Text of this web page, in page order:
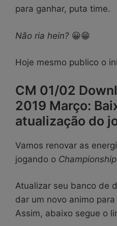
para ganhar, puta time.
Não ria hein? 😀😁
Hoje mesmo publico o
CM 01/02
2019 Março:
atualização do
Vamos renovar as
jogando o
Atualizar seu banco de
dar um novo animo
Assim, abaixo segue o